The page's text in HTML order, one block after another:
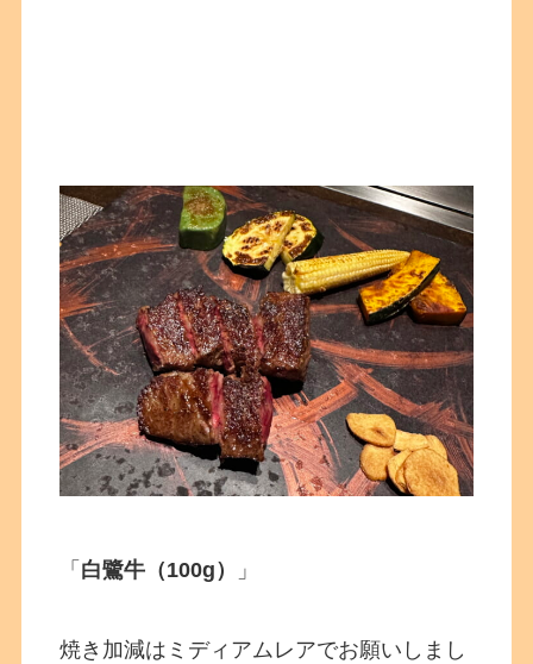
「 白鷺牛（100g） 」
焼き加減はミディアムレアでお願いしまし